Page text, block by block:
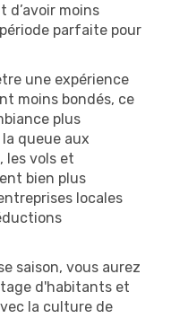
d’avoir moins
parfaite pour
une expérience
moins bondés, ce
plus
queue aux
les vols et
bien plus
locales
saison, vous aurez
d'habitants et
la culture de